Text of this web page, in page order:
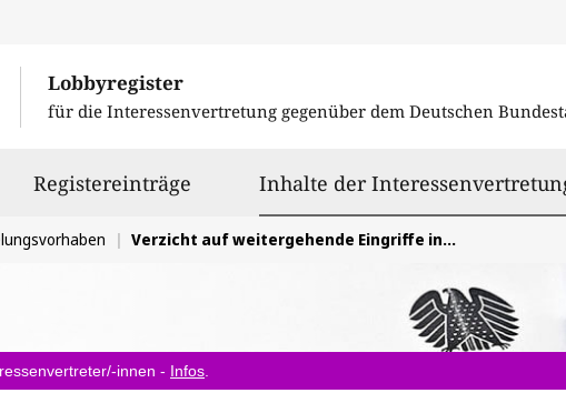
Lobbyregister
für die Interessenvertretung gegenüber dem Deutschen
Registereinträge Inhalte der
Verzicht auf weitergehende Eingriffe in die Preisgestaltung bei Basiskonten
innen - Infos